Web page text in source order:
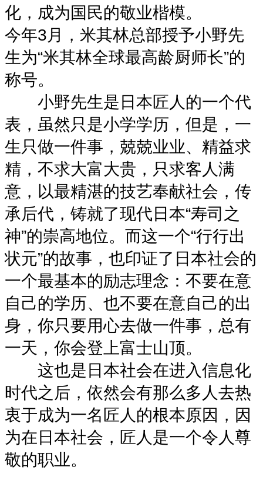
化，成为国民的敬业楷模。
今年3月，米其林总部授予小野先
生为“米其林全球最高龄厨师长”的
称号。
小野先生是日本匠人的一个代
表，虽然只是小学学历，但是，一
生只做一件事，兢兢业业、精益求
精，不求大富大贵，只求客人满
意，以最精湛的技艺奉献社会，传
承后代，铸就了现代日本“寿司之
神”的崇高地位。而这一个“行行出
状元”的故事，也印证了日本社会的
一个最基本的励志理念：不要在意
自己的学历、也不要在意自己的出
身，你只要用心去做一件事，总有
一天，你会登上富士山顶。
这也是日本社会在进入信息化
时代之后，依然会有那么多人去热
衷于成为一名匠人的根本原因，因
为在日本社会，匠人是一个令人尊
敬的职业。